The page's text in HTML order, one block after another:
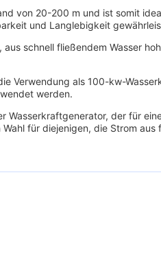
von 20-200 m und ist somit
und Langlebigkeit
schnell fließendem Wasser
Verwendung als 100-kw-
werden.
der für
für diejenigen, die Strom